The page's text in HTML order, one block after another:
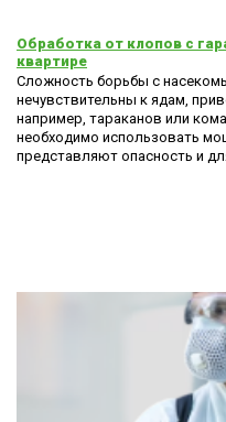
Обработка от клопов с
квартире
Сложность борьбы с
нечувствительны к ядам,
например, тараканов или
необходимо использовать
представляют опасность и